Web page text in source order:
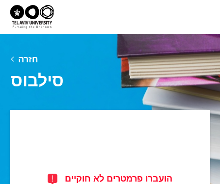
חזרה
סילבוס
הועברו פרמטרים לא חוקיים